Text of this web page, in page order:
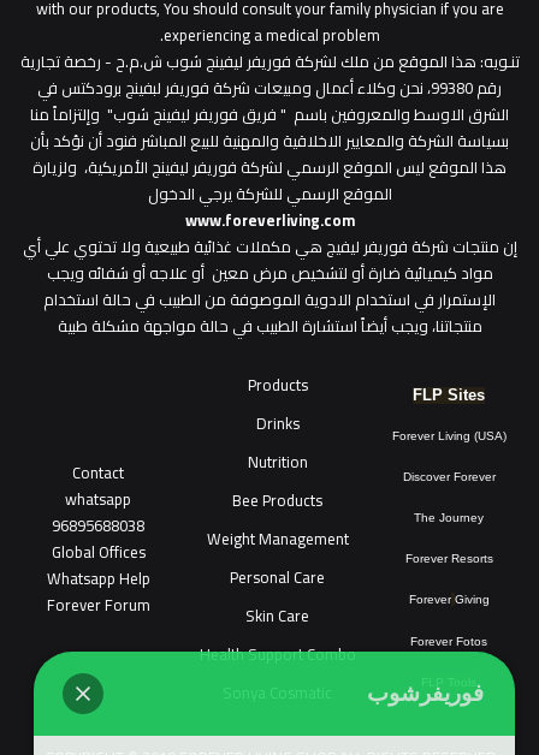
with our products, You should consult your family physician if you are
experiencing a medical problem.
تنـويه: هذا الموقع من ملك لشركة فوريفر ليفينج شوب ش.م.ح - رخصة تجارية
رقم 99380، نحن وكلاء أعمال ومبيعات شركة فوريفر لبفينج برودكتس في
الشرق الاوسط والمعروفين باسم " فريق فوريفر ليفينج شوب" وإلتزاماً منا
بسياسة الشركة والمعايير الاخلاقية والمهنية للبيع المباشر فنود أن نؤكد بأن
هذا الموقع ليس الموقع الرسمي لشركة فوريفر ليفينج الأمريكية، ولزيارة
الموقع الرسمي للشركة يرجي الدخول
www.foreverliving.com
​إن منتجات شركة فوريفر ليفيج هي مكملات غذائية طبيعية ولا تحتوي علي أي
مواد كيميائية ضارة أو لتشخيص مرض معين أو علاجه أو شفائه ويجب
الإستمرار في استخدام الادوية الموصوفة من الطبيب في حالة استخدام
منتجاتنا، ويجب أيضاً استشارة الطبيب في حالة مواجهة مشكلة طبية
FLP Sites
Forever Living (USA)
Discover Forever
The Journey
Forever Resorts
Forever Giving
Forever Fotos
Products
Drinks
Nutrition
Bee Products
Weight Management
Personal Care
Skin Care
Health Support Combo
Contact
whatsapp
96895688038
Global Offices
Whatsapp Help
Forever Forum
فوريفرشوب